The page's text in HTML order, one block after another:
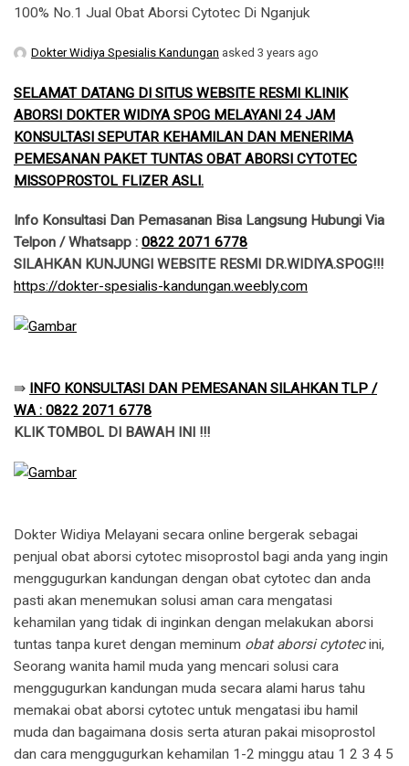
100% No.1 Jual Obat Aborsi Cytotec Di Nganjuk
Dokter Widiya Spesialis Kandungan asked 3 years ago
SELAMAT DATANG DI SITUS WEBSITE RESMI KLINIK
ABORSI DOKTER WIDIYA SPOG MELAYANI 24 JAM
KONSULTASI SEPUTAR KEHAMILAN DAN MENERIMA
PEMESANAN PAKET TUNTAS OBAT ABORSI CYTOTEC
MISSOPROSTOL FLIZER ASLI.
Info Konsultasi Dan Pemasanan Bisa Langsung Hubungi Via
Telpon / Whatsapp : 0822 2071 6778
SILAHKAN KUNJUNGI WEBSITE RESMI DR.WIDIYA.SPOG!!!
​https://dokter-spesialis-kandungan.weebly.com
​⇛ INFO KONSULTASI DAN PEMESANAN SILAHKAN TLP /
WA : 0822 2071 6778
KLIK TOMBOL DI BAWAH INI !!!
Dokter Widiya Melayani secara online bergerak sebagai
penjual obat aborsi cytotec misoprostol bagi anda yang ingin
menggugurkan kandungan dengan obat cytotec dan anda
pasti akan menemukan solusi aman cara mengatasi
kehamilan yang tidak di inginkan dengan melakukan aborsi
tuntas tanpa kuret dengan meminum obat aborsi cytotecini,
Seorang wanita hamil muda yang mencari solusi cara
menggugurkan kandungan muda secara alami harus tahu
memakai obat aborsi cytotec untuk mengatasi ibu hamil
muda dan bagaimana dosis serta aturan pakai misoprostol
dan cara menggugurkan kehamilan 1-2 minggu atau 1 2 3 4 5